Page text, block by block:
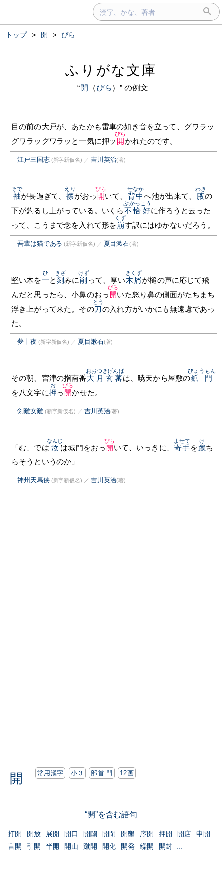
トップ > 開 > ぴら
ふりがな文庫
“開 （ぴら ）” の例文
目の前の大戸が、あたかも雷車の如き音を立って、グワラッ
グワラッグワラッと一気に押ッ 開
ぴら
かれたのです。
江戸三国志 (新字新仮名) ／ 吉川英治(著)
袖
そで
が長過ぎて、 襟
えり
がおっ 開
ぴら
いて、 背中
せなか
へ池が出来て、 腋
わき
の
下が釣るし上がっている。いくら不恰好
ぶかっこう
に作ろうと云った
って、こうまで念を入れて形を 崩
くず
す訳にはゆかないだろう。
吾輩は猫である (新字新仮名) ／ 夏目漱石(著)
堅い木を一
ひ
と 刻
きざ
みに削
けず
って、厚い木屑
きくず
が槌の声に応じて飛
んだと思ったら、小鼻のおっ 開
ぴら
いた怒り鼻の側面がたちまち
浮き上がって来た。その刀
とう
の入れ方がいかにも無遠慮であっ
た。
夢十夜 (新字新仮名) ／ 夏目漱石(著)
その朝、宮津の指南番大月玄蕃
おおつきげんば
は、暁天から屋敷の鋲門
びょうもん
を八文字に押
お
っ 開
ぴら
かせた。
剣難女難 (新字新仮名) ／ 吉川英治(著)
「む、では 汝
なんじ
は城門をおっ 開
ぴら
いて、いっきに、 寄手
よせて
を蹴
け
ち
らそうというのか」
神州天馬侠 (新字新仮名) ／ 吉川英治(著)
開 常用漢字 小３ 部首:⾨ 12画
“開”を含む語句
打開 開放 展開 開口 開闢 開閉 開墾 序開 押開 開店
申開
言開
引開 半開 開山 蹴開 開化 開発 繰開 開封 ...